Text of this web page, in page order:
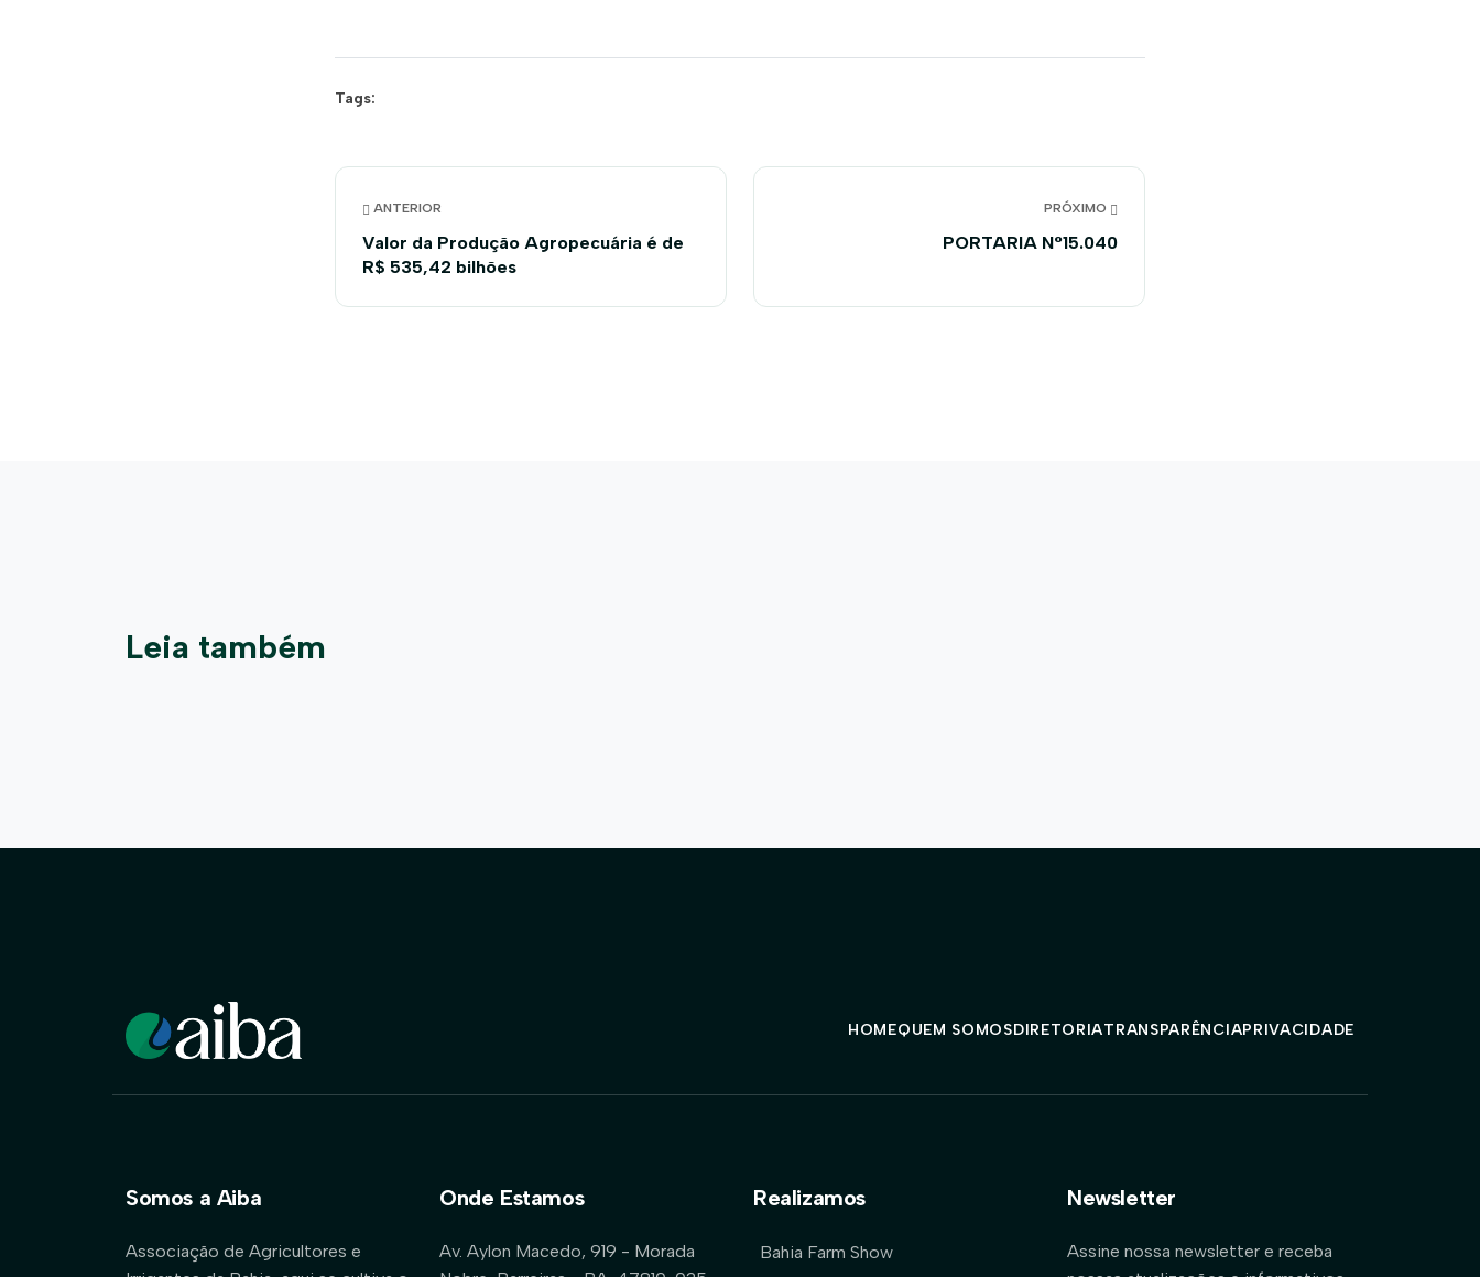
Tags:
ANTERIOR
Valor da Produção Agropecuária é de
R$ 535,42 bilhões
PRÓXIMO
PORTARIA N°15.040
Leia também
HOMEQUEM SOMOSDIRETORIATRANSPARÊNCIAPRIVACIDADE
Somos a Aiba
Associação de Agricultores e
Onde Estamos
Av. Aylon Macedo, 919 - Morada
Realizamos
Bahia Farm Show
Newsletter
Assine nossa newsletter e receba